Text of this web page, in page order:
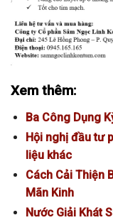
Xem thêm:
Ba Công Dụng
Hội nghị đầu tư
liệu khác
Cách Cải Thiện
Mãn Kinh
Nước Giải Khát